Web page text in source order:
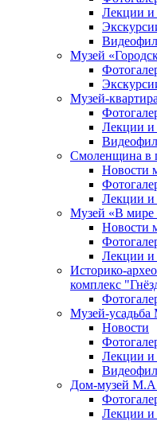
Лекции и
Музей
Музей-
Лекции и
Смоленщина в
Новости
Лекции и
Музей «В мире
Новости
Лекции и
Историко-
комплекс
Музей-
Новости
Лекции и
Дом-музей
Лекции и